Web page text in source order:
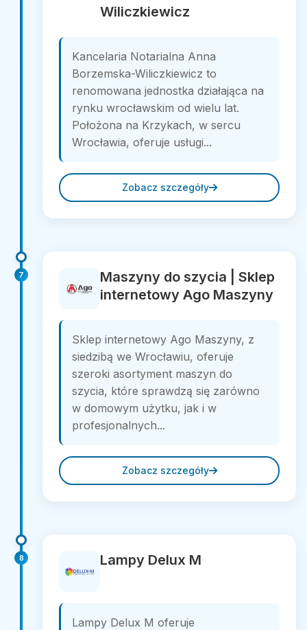
Wiliczkiewicz
Kancelaria Notarialna Anna
Borzemska-Wiliczkiewicz to
renomowana jednostka działająca na
rynku wrocławskim od wielu lat.
Położona na Krzykach, w sercu
Wrocławia, oferuje usługi...
Zobacz szczegóły
7
Maszyny do szycia | Sklep
internetowy Ago Maszyny
Sklep internetowy Ago Maszyny, z
siedzibą we Wrocławiu, oferuje
szeroki asortyment maszyn do
szycia, które sprawdzą się zarówno
w domowym użytku, jak i w
profesjonalnych...
Zobacz szczegóły
8 Lampy Delux M
Lampy Delux M oferuje